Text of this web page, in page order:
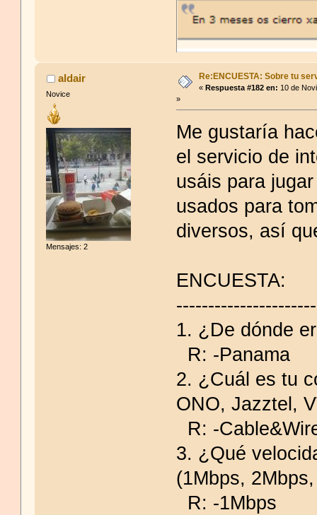
aldair
Novice
Mensajes: 2
Re:ENCUESTA: Sobre tu
«Respuesta #182 en: 10 de
»
Me gustaría
el servicio de
usáis para
usados para
diversos, así
ENCUESTA:
1. ¿De dónde
R: -Panama
2. ¿Cuál es tu
ONO, Jazztel,
R: -
3. ¿Qué
(1Mbps,
R: -1Mbps